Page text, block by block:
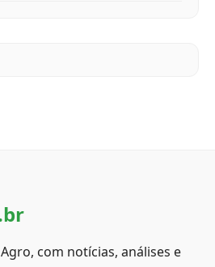
com notícias, análises e